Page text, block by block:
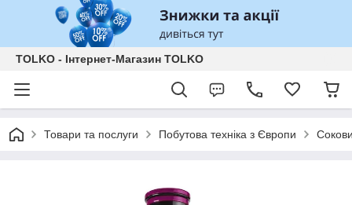
TOLKO - Інтернет-Магазин TOLKO
Товари та послуги Побутова техніка з Європи